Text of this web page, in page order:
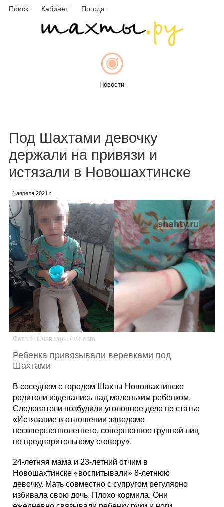
Поиск Кабинет Погода
Новости
Каталог
Инфо
Гороскоп
Фотогалерея
Под Шахтами девочку
держали на привязи и
истязали в Новошахтинске
4 апреля 2021 г.
Фото © Очевидцы / vk.com
Ребенка привязывали веревками под
Шахтами
В соседнем с городом Шахты Новошахтинске
родители издевались над маленьким ребенком.
Следователи возбудили уголовное дело по статье
«Истязание в отношении заведомо
несовершеннолетнего, совершенное группой лиц
по предварительному сговору».
24-летняя мама и 23-летний отчим в
Новошахтинске «воспитывали» 8-летнюю
девочку. Мать совместно с супругом регулярно
избивала свою дочь. Плохо кормила. Они